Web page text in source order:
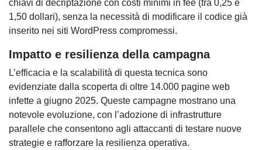
chiavi di decriptazione con costi minimi in fee (tra 0,25 e
1,50 dollari), senza la necessità di modificare il codice già
inserito nei siti WordPress compromessi.
Impatto e resilienza della campagna
L’efficacia e la scalabilità di questa tecnica sono
evidenziate dalla scoperta di oltre 14.000 pagine web
infette a giugno 2025. Queste campagne mostrano una
notevole evoluzione, con l’adozione di infrastrutture
parallele che consentono agli attaccanti di testare nuove
strategie e rafforzare la resilienza operativa.